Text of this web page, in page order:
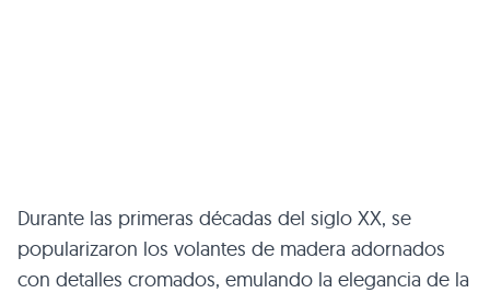
Durante las primeras décadas del siglo XX, se
popularizaron los volantes de madera adornados
con detalles cromados, emulando la elegancia de la